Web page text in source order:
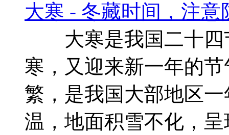
大寒 - 冬藏时间，注意
大寒是我国二十四
寒，又迎来新一年
繁，是我国大部地区
温，地面积雪不化，呈